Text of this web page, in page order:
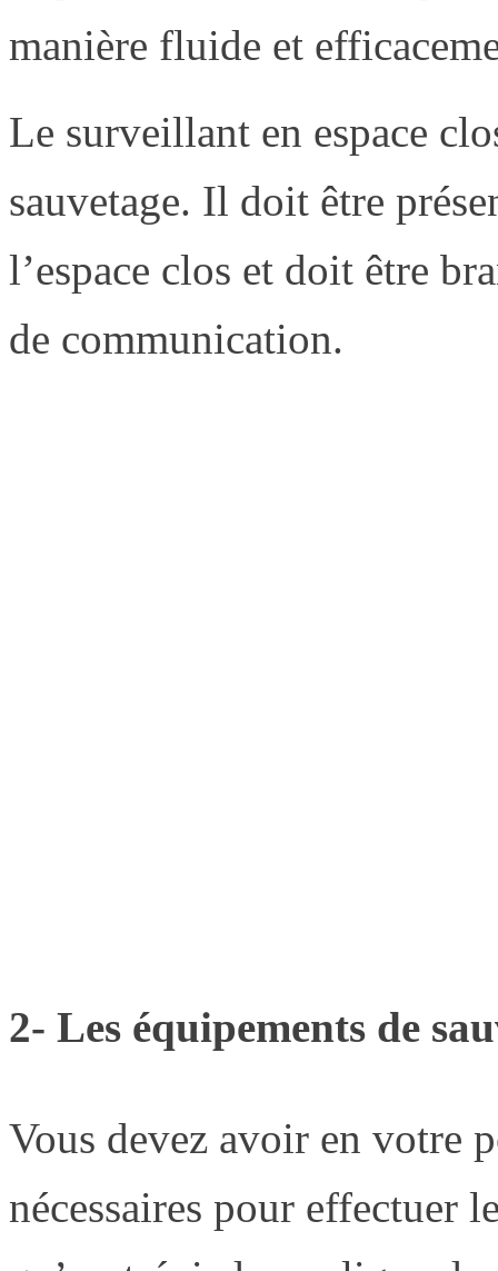
manière fluide et
Le surveillant en espace
sauvetage. Il doit être
l’espace clos et doit être
de communication.
2- Les équipements de
Vous devez avoir en votre
nécessaires pour effectuer